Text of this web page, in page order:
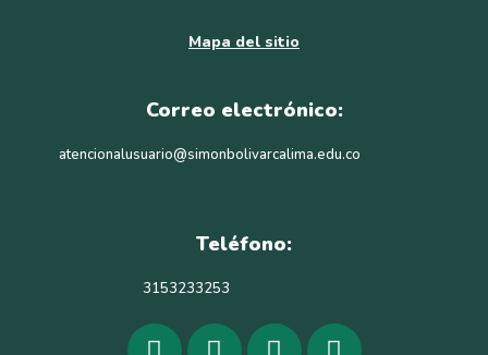
Mapa del sitio
Correo electrónico:
atencionalusuario@simonbolivarcalima.edu.co
Teléfono:
3153233253